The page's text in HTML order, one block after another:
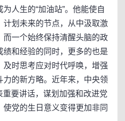
人生的“加油站”。他能使自
计划未来的节点，从中汲取激
而一个始终保持清醒头脑的政
绩和经验的同时，更多的也是
及时思考应对时代呼唤，增强
力的新方略。近年来，中央领
重要讲话，谋划加强和改进党
党的生日意义变得更加非同